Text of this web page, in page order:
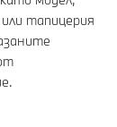
тапицерия